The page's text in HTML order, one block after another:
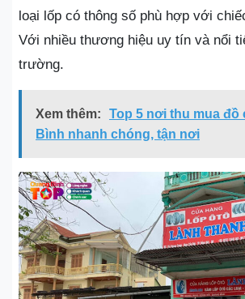
loại lốp có thông số phù hợp với
Với nhiều thương hiệu uy tín và nổi
trường.
Xem thêm:
Top 5 nơi thu mua đồ
Bình nhanh chóng, tận nơi